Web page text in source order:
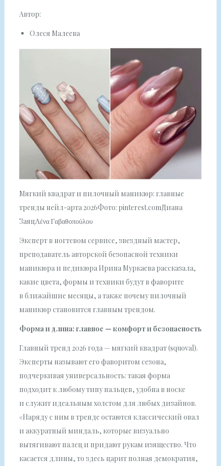
Автор:
Олеся Малеева
Мягкий квадрат и пилочный маникюр: главные
тренды нейл-арта 2026Фото: pinterest.comДиана
ЗаяцΛένα Γαβαθοπούλου
Эксперт в ногтевом сервисе, звездный мастер,
преподаватель авторской безопасной техники
маникюра и педикюра Ирина Муркаева рассказала,
какие цвета, формы и техники будут в фаворите
в ближайшие месяцы, а также почему пилочный
маникюр становится главным трендом.
Форма и длина: главное — комфорт и безопасность
Главный тренд 2026 года — мягкий квадрат (squoval).
Эксперты называют его фаворитом сезона,
подчеркивая универсальность: такая форма
подходит к любому типу пальцев, удобна в носке
и служит идеальным холстом для любых дизайнов.
«Наряду с ним в тренде остаются классический овал
и аккуратный миндаль, которые визуально
вытягивают палец и придают рукам изящество. Что
касается длины, то здесь царит полная демократия,